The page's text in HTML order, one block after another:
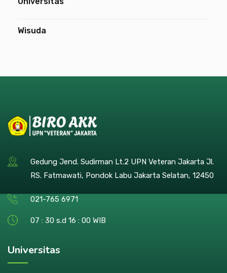
Wisuda
Gedung Jend. Sudirman Lt.2 UPN Veteran Jakarta Jl.
RS. Fatmawati, Pondok Labu Jakarta Selatan, 12450
021-765 6971
07 : 30 s.d 16 : 00 WIB
Universitas